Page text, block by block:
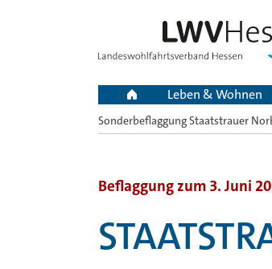
Leben & Wohnen
Sie
sind
Sonderbeflaggung Staatstrauer
Beflaggung zum 3. Juni